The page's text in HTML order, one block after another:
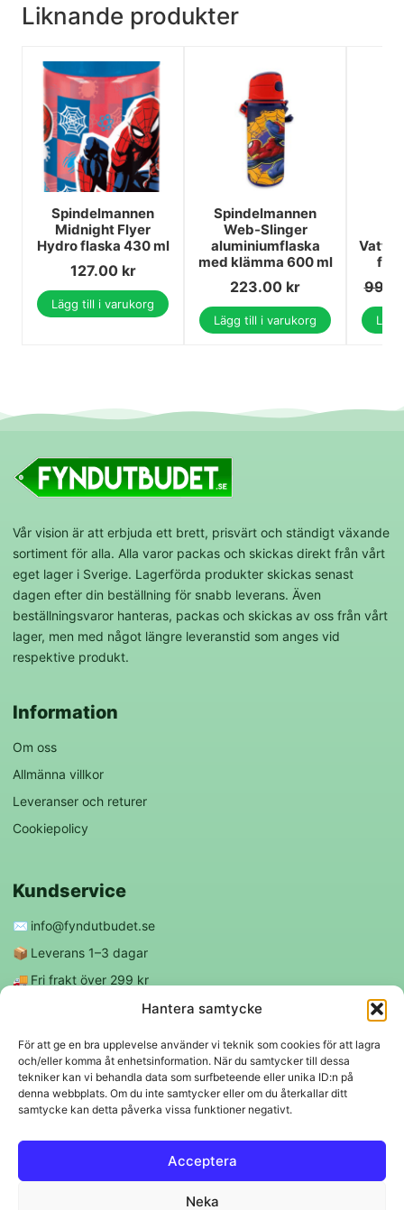
Hantera samtycke
För att ge en bra upplevelse använder vi teknik som cookies för att lagra
och/eller komma åt enhetsinformation. När du samtycker till dessa
tekniker kan vi behandla data som surfbeteende eller unika ID:n på
denna webbplats. Om du inte samtycker eller om du återkallar ditt
samtycke kan detta påverka vissa funktioner negativt.
Acceptera
Neka
Liknande produkter
Spindelmannen
Midnight Flyer
Hydro flaska 430 ml
127.00 kr
Lägg till i varukorg
Spindelmannen
Web-Slinger
aluminiumflaska
med klämma 600 ml
223.00 kr
Lägg till i varukorg
för
Vår vision är att erbjuda ett brett, prisvärt och ständigt växande
sortiment för alla. Alla varor packas och skickas direkt från vårt
eget lager i Sverige. Lagerförda produkter skickas senast
dagen efter din beställning för snabb leverans. Även
beställningsvaror hanteras, packas och skickas av oss från vårt
lager, men med något längre leveranstid som anges vid
respektive produkt.
Information
Om oss
Allmänna villkor
Leveranser och returer
Cookiepolicy
Kundservice
✉️ info@fyndutbudet.se
📦 Leverans 1–3 dagar
🚚 Fri frakt över 299 kr
Följ oss
f ◎